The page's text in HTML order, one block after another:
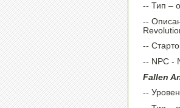
-- Тип –
--
--
-- NPC -
Fallen
--